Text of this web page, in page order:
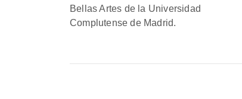
Bellas Artes de la Universidad
Complutense de Madrid.